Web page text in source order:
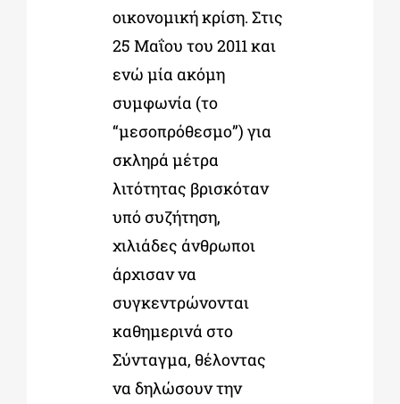
οικονοµική κρίση. Στις
25 Μαΐου του 2011 και
ενώ µία ακόµη
συµφωνία (το
“µεσοπρόθεσµο”) για
σκληρά µέτρα
λιτότητας βρισκόταν
υπό συζήτηση,
χιλιάδες άνθρωποι
άρχισαν να
συγκεντρώνονται
καθηµερινά στο
Σύνταγµα, θέλοντας
να δηλώσουν την